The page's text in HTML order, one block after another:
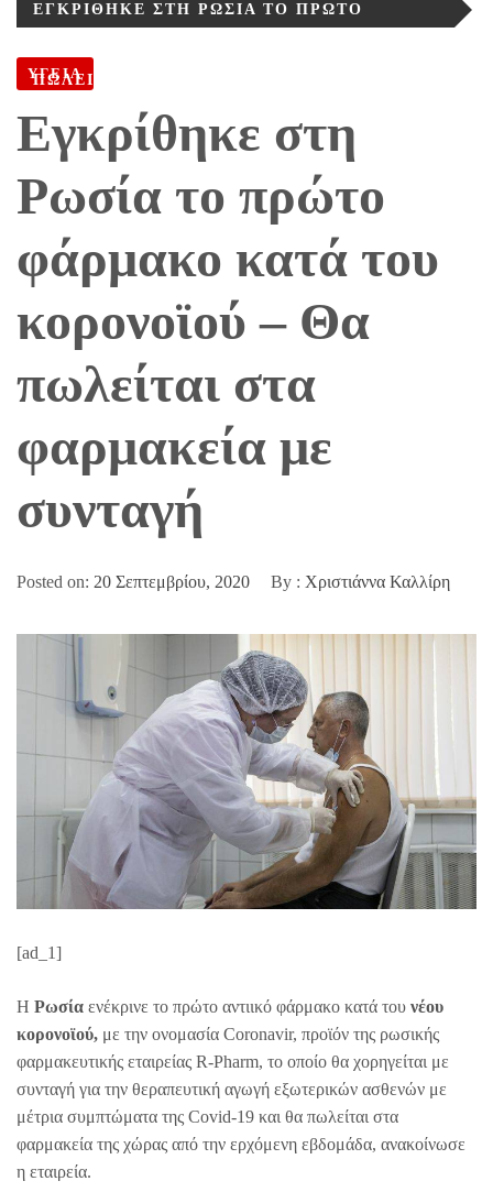
ΕΓΚΡΊΘΗΚΕ ΣΤΗ ΡΩΣΊΑ ΤΟ ΠΡΏΤΟ
ΠΩΛΕΊΤΑΙ ΣΤΑ ΦΑΡΜΑΚΕΊΑ ΜΕ ΣΥΝΤΑΓΉ
ΥΓΕΙΑ
Εγκρίθηκε στη
Ρωσία το πρώτο
φάρμακο κατά του
κορονοϊού – Θα
πωλείται στα
φαρμακεία με
συνταγή
Posted on: 20 Σεπτεμβρίου, 2020 By : Χριστιάννα Καλλίρη
[ad_1]
Η Ρωσία ενέκρινε το πρώτο αντιικό φάρμακο κατά του νέου
κορονοϊού, με την ονομασία Coronavir, προϊόν της ρωσικής
φαρμακευτικής εταιρείας R-Pharm, το οποίο θα χορηγείται με
συνταγή για την θεραπευτική αγωγή εξωτερικών ασθενών με
μέτρια συμπτώματα της Covid-19 και θα πωλείται στα
φαρμακεία της χώρας από την ερχόμενη εβδομάδα, ανακοίνωσε
η εταιρεία.